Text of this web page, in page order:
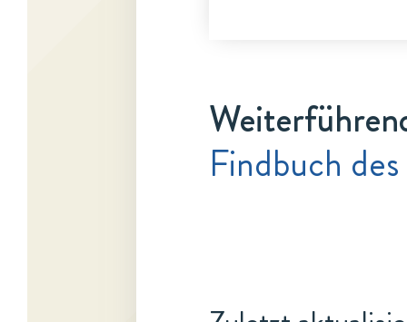
Findbuch